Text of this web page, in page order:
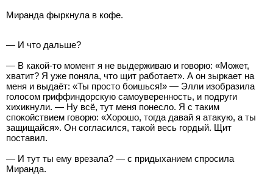
Миранда фыркнула в кофе.
— И что дальше?
— В какой-то момент я не выдерживаю и говорю: «Может,
хватит? Я уже поняла, что щит работает». А он зыркает на
меня и выдаёт: «Ты просто боишься!» — Элли изобразила
голосом гриффиндорскую самоуверенность, и подруги
хихикнули. — Ну всё, тут меня понесло. Я с таким
спокойствием говорю: «Хорошо, тогда давай я атакую, а ты
защищайся». Он согласился, такой весь гордый. Щит
поставил.
— И тут ты ему врезала? — с придыханием спросила
Миранда.